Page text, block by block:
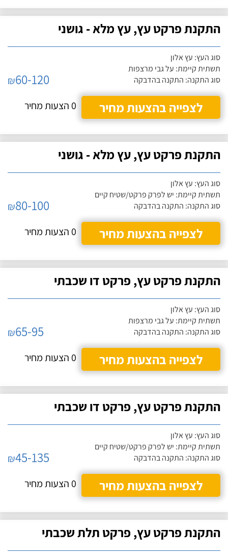
התקנת פרקט עץ, עץ מלא - גושני
סוג העץ: עץ אלון
תשתית קיימת: על גבי מרצפות
סוג התקנה: התקנה בהדבקה
₪60-120
לצפייה בהצעות מחיר
0 הצעות מחיר
התקנת פרקט עץ, עץ מלא - גושני
סוג העץ: עץ אלון
תשתית קיימת: יש לפרק פרקט/שטיח קיים
סוג התקנה: התקנה בהדבקה
₪80-100
לצפייה בהצעות מחיר
0 הצעות מחיר
התקנת פרקט עץ, פרקט דו שכבתי
סוג העץ: עץ אלון
תשתית קיימת: על גבי מרצפות
סוג התקנה: התקנה בהדבקה
₪65-95
לצפייה בהצעות מחיר
0 הצעות מחיר
התקנת פרקט עץ, פרקט דו שכבתי
סוג העץ: עץ אלון
תשתית קיימת: יש לפרק פרקט/שטיח קיים
סוג התקנה: התקנה בהדבקה
₪45-135
לצפייה בהצעות מחיר
0 הצעות מחיר
התקנת פרקט עץ, פרקט תלת שכבתי